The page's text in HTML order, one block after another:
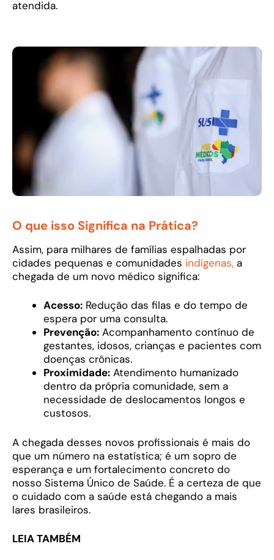
atendida.
O que isso Significa na Prática?
Assim, para milhares de famílias espalhadas por
cidades pequenas e comunidades indígenas, a
chegada de um novo médico significa:
Acesso: Redução das filas e do tempo de
espera por uma consulta.
Prevenção: Acompanhamento contínuo de
gestantes, idosos, crianças e pacientes com
doenças crônicas.
Proximidade: Atendimento humanizado
dentro da própria comunidade, sem a
necessidade de deslocamentos longos e
custosos.
A chegada desses novos profissionais é mais do
que um número na estatística; é um sopro de
esperança e um fortalecimento concreto do
nosso Sistema Único de Saúde. É a certeza de que
o cuidado com a saúde está chegando a mais
lares brasileiros.
LEIA TAMBÉM